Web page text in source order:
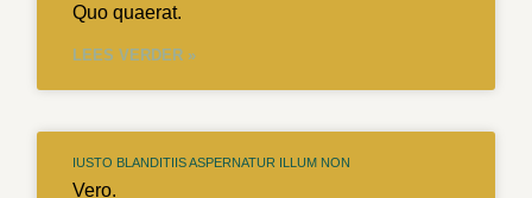
Quo quaerat.
LEES VERDER »
IUSTO BLANDITIIS ASPERNATUR ILLUM NON
Vero.